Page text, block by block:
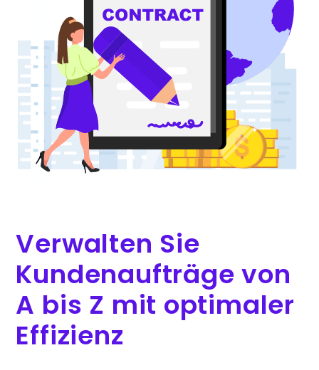
Verwalten Sie
Kundenaufträge von
A bis Z mit optimaler
Effizienz